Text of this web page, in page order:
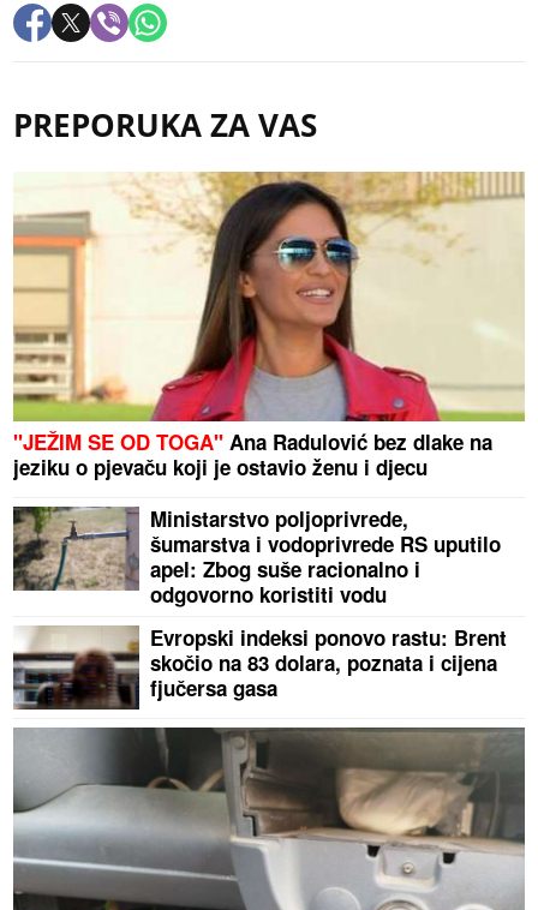
PREPORUKA ZA VAS
"JEŽIM SE OD TOGA" Ana Radulović bez dlake na
jeziku o pjevaču koji je ostavio ženu i djecu
Ministarstvo poljoprivrede,
šumarstva i vodoprivrede RS uputilo
apel: Zbog suše racionalno i
odgovorno koristiti vodu
Evropski indeksi ponovo rastu: Brent
skočio na 83 dolara, poznata i cijena
fjučersa gasa